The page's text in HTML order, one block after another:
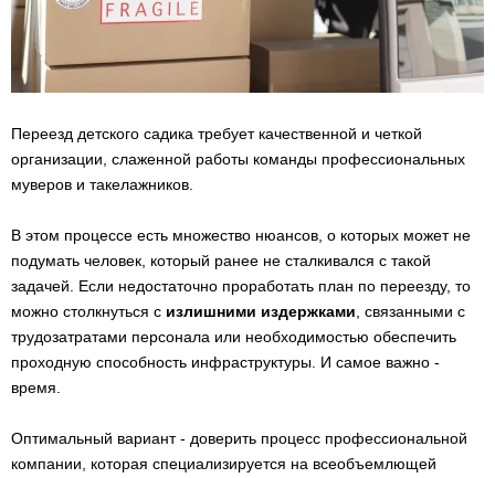
Переезд детского садика требует качественной и четкой
организации, слаженной работы команды профессиональных
муверов и такелажников.
В этом процессе есть множество нюансов, о которых может не
подумать человек, который ранее не сталкивался с такой
задачей. Если недостаточно проработать план по переезду, то
можно столкнуться с излишними издержками , связанными с
трудозатратами персонала или необходимостью обеспечить
проходную способность инфраструктуры. И самое важно -
время.
Оптимальный вариант - доверить процесс профессиональной
компании, которая специализируется на всеобъемлющей